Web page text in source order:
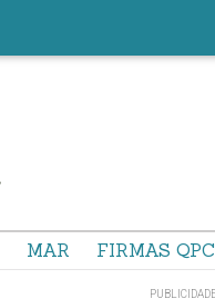
MAR FIRMAS QPC